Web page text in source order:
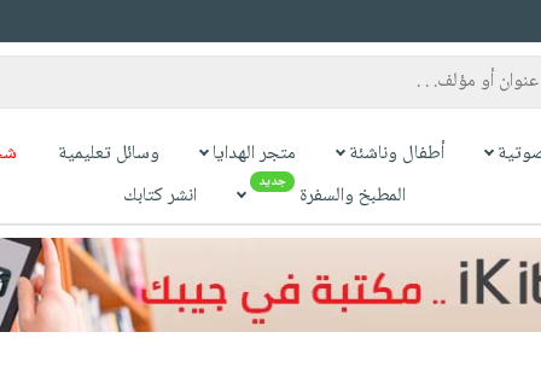
أطفال وناشئة متجر الهدايا وسائل تعليمية
المطبخ والسفرة
جديد انشر كتابك